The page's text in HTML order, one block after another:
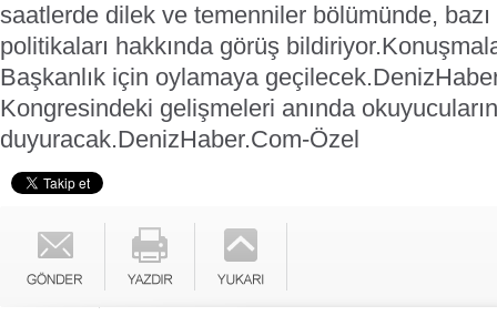
saatlerde dilek ve temenniler bölümünde,
politikaları hakkında görüş bildiriyor.
Başkanlık için oylamaya geçilecek.
Kongresindeki gelişmeleri anında
duyuracak.DenizHaber.Com-Özel